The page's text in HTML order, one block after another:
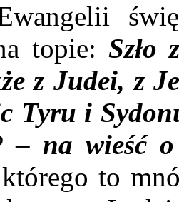
topie: Szło
z Judei, z
Tyru i
– na wieść
to